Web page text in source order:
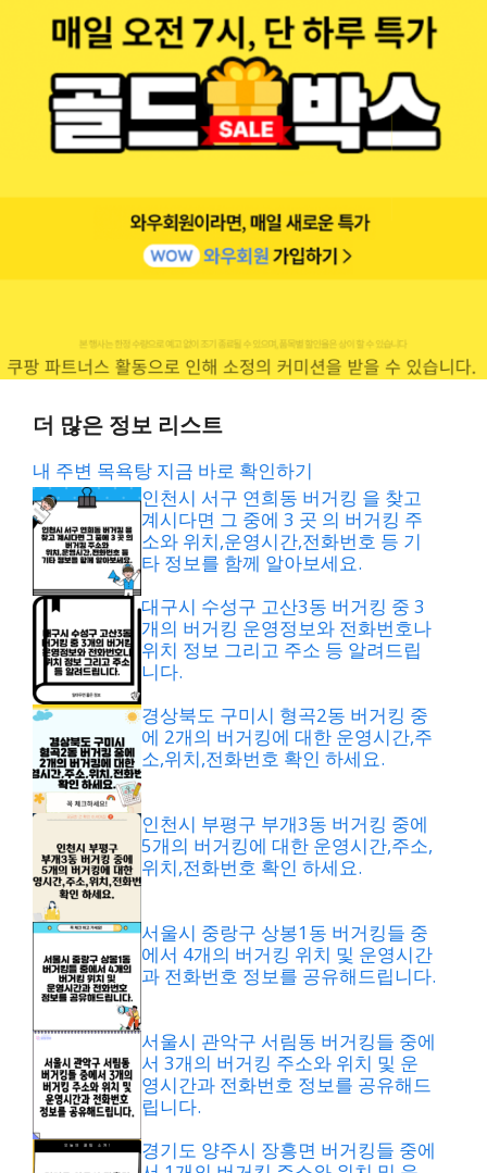
더 많은 정보 리스트
내 주변 목욕탕 지금 바로 확인하기
인천시 서구 연희동 버거킹 을 찾고
계시다면 그 중에 3 곳 의 버거킹 주
소와 위치,운영시간,전화번호 등 기
타 정보를 함께 알아보세요.
대구시 수성구 고산3동 버거킹 중 3
개의 버거킹 운영정보와 전화번호나
위치 정보 그리고 주소 등 알려드립
니다.
경상북도 구미시 형곡2동 버거킹 중
에 2개의 버거킹에 대한 운영시간,주
소,위치,전화번호 확인 하세요.
인천시 부평구 부개3동 버거킹 중에
5개의 버거킹에 대한 운영시간,주소,
위치,전화번호 확인 하세요.
서울시 중랑구 상봉1동 버거킹들 중
에서 4개의 버거킹 위치 및 운영시간
과 전화번호 정보를 공유해드립니다.
서울시 관악구 서림동 버거킹들 중에
서 3개의 버거킹 주소와 위치 및 운
영시간과 전화번호 정보를 공유해드
립니다.
경기도 양주시 장흥면 버거킹들 중에